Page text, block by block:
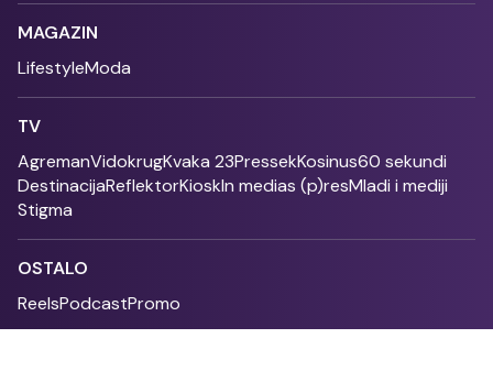
MAGAZIN
LifestyleModa
TV
AgremanVidokrugKvaka 23PressekKosinus60 sekundi
DestinacijaReflektorKioskIn medias (p)resMladi i mediji
Stigma
OSTALO
ReelsPodcastPromo